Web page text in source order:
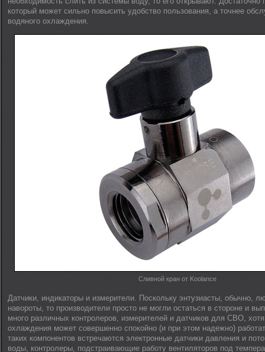
который может сильно повысить удобство пользования, а точнее
водяного охлаждения.
Сливной кран от Koolance
Датчики, индикаторы и измерители. Поскольку энтузиасты, обычно,
навороты, то производители просто не могли остаться в стороне и
много различных контролеров, измерителей и датчиков для СВО,
охлаждения может совершенно спокойно (и при этом надежно)
таких компонентов встречаются электронные датчики давления и
воды, контролеры, подстраивающие работу вентиляторов под